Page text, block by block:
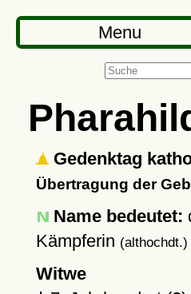
Menu
Gedenktag
Übertragung der
Name bedeutet:
Kämpferin (althochdt.)
Witwe